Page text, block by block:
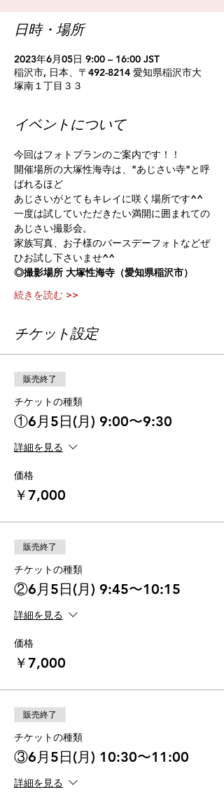
日時・場所
2023年6月05日 9:00 – 16:00 JST
稲沢市, 日本、〒492-8214 愛知県稲沢市大
塚南１丁目３３
イベントについて
今回はフォトプランのご案内です！！
開催場所の大塚性海寺は、"あじさい寺"と呼
ばれるほど
あじさいがとてもキレイに咲く場所です^^
一度は試していただきたい満開に囲まれての
あじさい撮影会。
家族写真、お子様のバースデーフォトなどぜ
ひお試し下さいませ^^
◎撮影場所 大塚性海寺（愛知県稲沢市）
続きを読む >>
チケット設定
販売終了
チケットの種類
①6月5日(月) 9:00〜9:30
詳細を見る
価格
￥7,000
販売終了
チケットの種類
②6月5日(月) 9:45〜10:15
詳細を見る
価格
￥7,000
販売終了
チケットの種類
③6月5日(月) 10:30〜11:00
詳細を見る